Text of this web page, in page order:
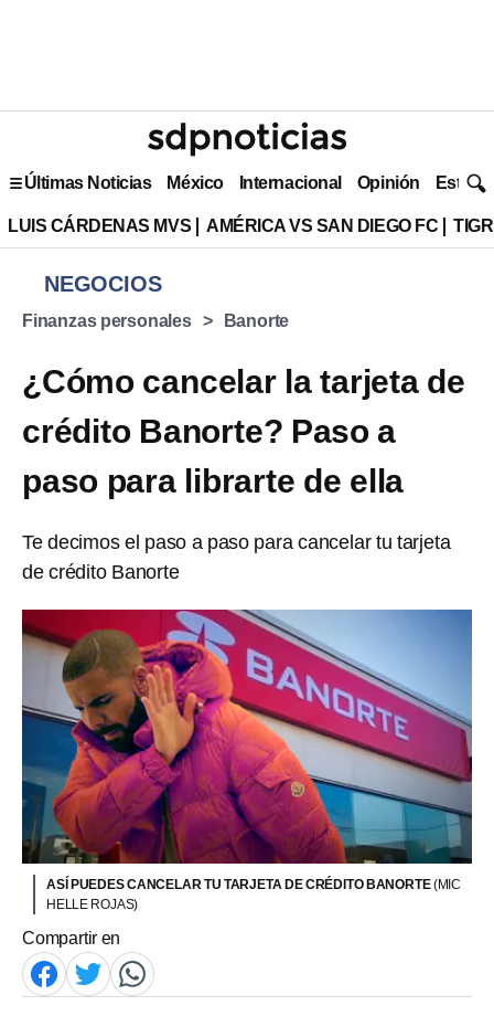
Últimas Noticias México Internacional Opinión Estilo
LUIS CÁRDENAS MVS AMÉRICA VS SAN DIEGO FC
NEGOCIOS
Finanzas personales Banorte
¿Cómo cancelar la tarjeta de
crédito Banorte? Paso a
paso para librarte de ella
Te decimos el paso a paso para cancelar tu tarjeta
de crédito Banorte
ASÍ PUEDES CANCELAR TU TARJETA DE CRÉDITO BANORTE(MIC
HELLE ROJAS)
Compartir en